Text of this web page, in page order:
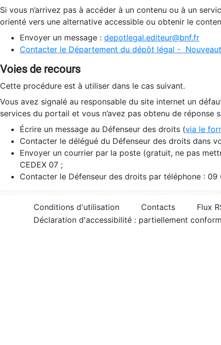
Si vous n’arrivez pas à accéder à un contenu ou à un
orienté vers une alternative accessible ou obtenir le
Envoyer un message : depotlegal.editeur@bnf.fr
Contacter le Département du dépôt légal -
Voies de recours
Cette procédure est à utiliser dans le cas suivant.
Vous avez signalé au responsable du site internet un
services du portail et vous n’avez pas obtenu de réponse
Écrire un message au Défenseur des droits (via le
Contacter le délégué du Défenseur des droits dans
Envoyer un courrier par la poste (gratuit, ne pas
CEDEX 07 ;
Contacter le Défenseur des droits par téléphone :
Conditions d'utilisation Contacts
Flux
Déclaration d'accessibilité : partiellement